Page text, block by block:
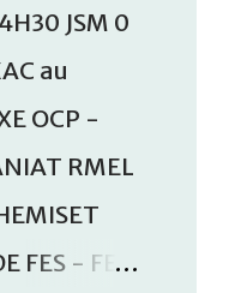
JSM 0
au
OCP -
RMEL
FES - FES